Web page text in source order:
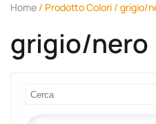
Home / Prodotto Colori / grigio/
grigio/nero